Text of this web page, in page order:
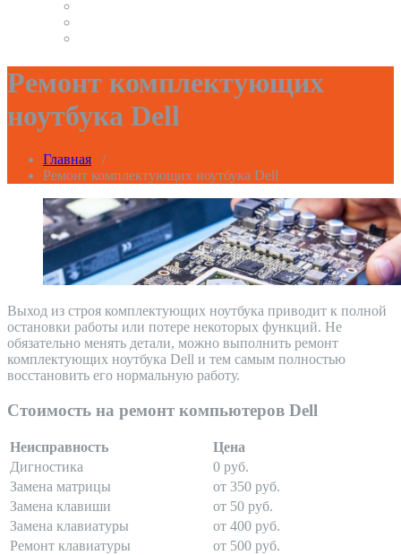
Ремонт комплектующих
ноутбука Dell
Главная /
Ремонт комплектующих ноутбука Dell
Выход из строя комплектующих ноутбука приводит к полной
остановки работы или потере некоторых функций. Не
обязательно менять детали, можно выполнить ремонт
комплектующих ноутбука Dell и тем самым полностью
восстановить его нормальную работу.
Стоимость на ремонт компьютеров Dell
Неисправность
Цена
Дигностика
0 руб.
Замена матрицы
от 350 руб.
Замена клавиши
от 50 руб.
Замена клавиатуры
от 400 руб.
Ремонт клавиатуры
от 500 руб.